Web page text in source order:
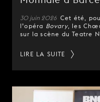
30 juin 2026 Cet été,
l’opéra Bovary, les
sur la scène du Teatre
LIRE LA SUITE